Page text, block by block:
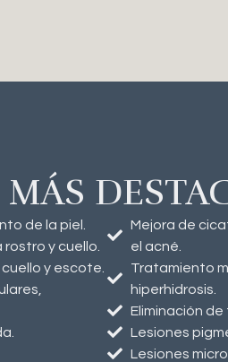
de la piel.
y cuello.
y escote.
Mejora de
el acné.
Tratamiento
hiperhidrosis.
Eliminación
Lesiones
Lesiones